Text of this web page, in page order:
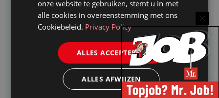
HMP zoekt een
Jurist Arbeidsrecht
Gemeente Meppel zoekt een
Juridisch Adviseur
onze website te gebruiken, stemt u in met
alle cookies in overeenstemming met ons
Cookiebeleid. Privacy Policy
ALLES ACCEPTEREN
ALLES AFWIJZEN